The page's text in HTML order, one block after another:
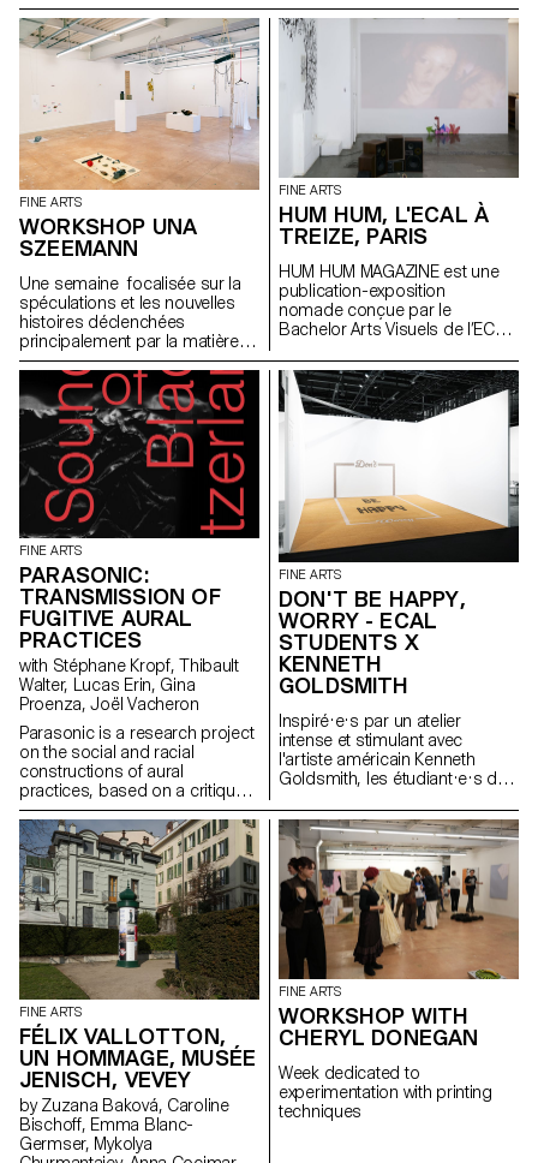
music today.
FINE ARTS
WORKSHOP UNA
SZEEMANN
Une semaine focalisée sur la
spéculations et les nouvelles
histoires déclenchées
principalement par la matière
avec l'artiste Una Szeemann.
Les étudiant.exs ont orienté
leurs réflexions sur le pouvoir
des objets, du point de vue de
l'art, du fétichisme, de l'object
oriented ontology, de la
psychanalyse et de la magie…
FINE ARTS
HUM HUM, L'ECAL À
TREIZE, PARIS
HUM HUM MAGAZINE est une
publication-exposition
nomade conçue par le
Bachelor Arts Visuels de l’ECAL
la galerie parisienne Treize.
Organisée autour d'une série
d'invitations, chaque édition est
pensée par les étudiant·e·s du
une exposition facilement
diffusable et activable à l’infini. À
l’occasion du lancement de
son premier numéro, HUM
HUM MAGAZINE investit Treize à
Paris pour y déployer son
sommaire à l’échelle du lieu. Un
projet initié par Philippe
Decrauzat, Gallien Déjean et
Stéphane Kropf.
FINE ARTS
PARASONIC:
TRANSMISSION OF
FUGITIVE AURAL
PRACTICES
with Stéphane Kropf, Thibault
Walter, Lucas Erin, Gina
Proenza, Joël Vacheron
Parasonic is a research project
on the social and racial
constructions of aural
practices, based on a critique
of a regime of thinking and
listening to sound that is over-
represented in the arts, and
which aims to create spaces
for the transmission of fugitive
aural practices.
FINE ARTS
DON'T BE HAPPY,
WORRY - ECAL
STUDENTS X
KENNETH
GOLDSMITH
Inspiré·e·s par un atelier
intense et stimulant avec
l'artiste américain Kenneth
Goldsmith, les étudiant·e·s du
valorisé des signes subtils du
quotidien, transformant des
pensées errantes en un tapis :
non pas comme un dessin,
mais comme un détour ; non
pas comme une déclaration,
mais comme une collection
d'absurdités oubliées. Poète
distingué par le MoMA, Kenneth
Goldsmith s’inspire de son
manifeste Uncreative
Writing pour créer notamment
livres, textes critiques,
émissions et installations à
partir de collages de matériaux
trouvés.
FINE ARTS
FÉLIX VALLOTTON,
UN HOMMAGE, MUSÉE
JENISCH, VEVEY
by Zuzana Baková, Caroline
Bischoff, Emma Blanc-
Germser, Mykolya
FINE ARTS
WORKSHOP WITH
CHERYL DONEGAN
Week dedicated to
experimentation with printing
techniques